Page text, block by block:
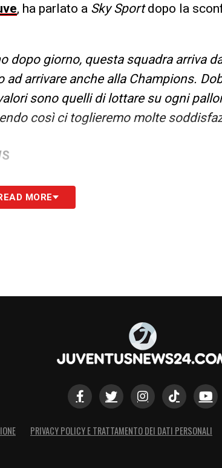
, ha parlato a Sky Sportdopo la
dopo giorno, questa squadra arriva
arrivare anche alla Champions.
sono quelli di lottare su ogni
così ci toglieremo molte
MORE
PRIVACY POLICY E TRATTAMENTO DEI DATI PERSONALI